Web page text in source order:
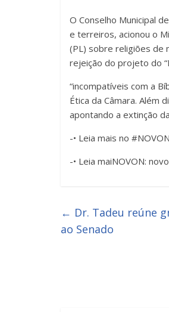
O Conselho Municipal
e terreiros, acionou o
(PL) sobre religiões de
rejeição do projeto do
“incompatíveis com a
Ética da Câmara. Além
apontando a extinção
-• Leia mais no
-• Leia maiNOVON:
← Dr. Tadeu reúne
ao Senado